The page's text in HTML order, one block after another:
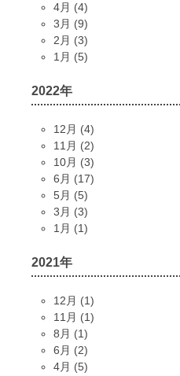
4月 (4)
3月 (9)
2月 (3)
1月 (5)
2022年
12月 (4)
11月 (2)
10月 (3)
6月 (17)
5月 (5)
3月 (3)
1月 (1)
2021年
12月 (1)
11月 (1)
8月 (1)
6月 (2)
4月 (5)